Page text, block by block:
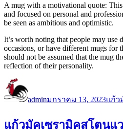
A mug with a motivational quote:
and focused on personal and
be seen as ambitious and optimistic.
It’s worth noting that people may use
occasions, or have different mugs for
should not be assumed that the mug
reflection of their personality.
เขียน
adminเมื่อ
มกราคม 13, 2023หมู่
แก้ว
แก้วมัคเซรามิคสโตนแ